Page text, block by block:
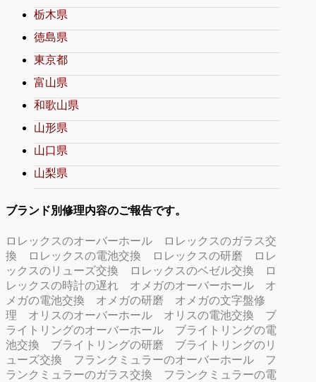
栃木県
徳島県
東京都
富山県
和歌山県
山形県
山口県
山梨県
ブランド別修理内容のご報告です。
ロレックスのオーバーホール
ロレックスのガラス交
換
ロレックスの電池交換 ロレックスの研磨
ロレ
ックスのリューズ交換
ロレックスのベゼル交換
ロ
レックスの時計の遅れ
オメガのオーバーホール
オ
メガの電池交換
オメガの研磨
オメガの文字盤修
理
オリスのオーバーホール オリスの電池交換
ブ
ライトリングのオーバーホール
ブライトリングの電
池交換
ブライトリングの研磨
ブライトリングのリ
ューズ交換
フランクミュラーのオーバーホール
フ
ランクミュラーのガラス交換
フランクミュラーの電